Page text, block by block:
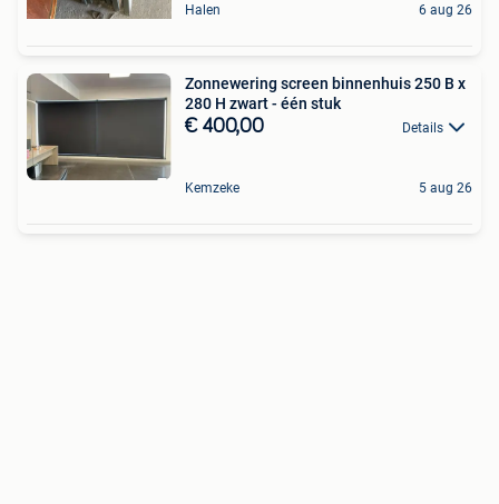
Halen 6 aug 26
Zonnewering screen binnenhuis 250 B x
280 H zwart - één stuk
€ 400,00 Details
Kemzeke 5 aug 26